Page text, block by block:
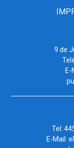
9 de
Tel:
E-Mail: